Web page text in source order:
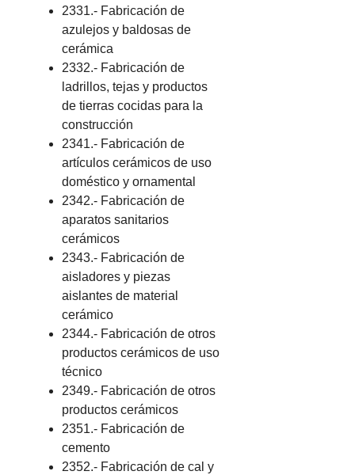
2331.- Fabricación de
azulejos y baldosas de
cerámica
2332.- Fabricación de
ladrillos, tejas y productos
de tierras cocidas para la
construcción
2341.- Fabricación de
artículos cerámicos de uso
doméstico y ornamental
2342.- Fabricación de
aparatos sanitarios
cerámicos
2343.- Fabricación de
aisladores y piezas
aislantes de material
cerámico
2344.- Fabricación de otros
productos cerámicos de uso
técnico
2349.- Fabricación de otros
productos cerámicos
2351.- Fabricación de
cemento
2352.- Fabricación de cal y